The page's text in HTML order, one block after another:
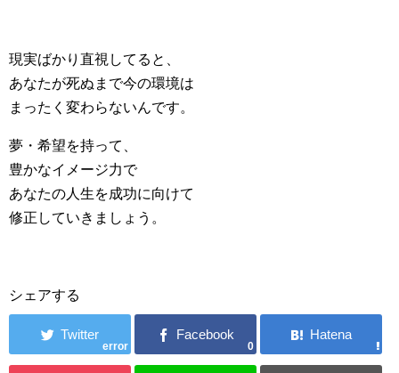
現実ばかり直視してると、
あなたが死ぬまで今の環境は
まったく変わらないんです。
夢・希望を持って、
豊かなイメージ力で
あなたの人生を成功に向けて
修正していきましょう。
シェアする
error 0